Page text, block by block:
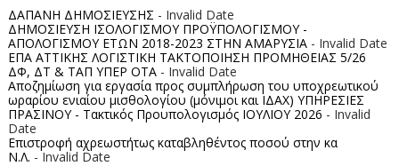
ΔΑΠΑΝΗ ΔΗΜΟΣΙΕΥΣΗΣ - Invalid Date
ΔΗΜΟΣΙΕΥΣΗ ΙΣΟΛΟΓΙΣΜΟΥ ΠΡΟΫΠΟΛΟΓΙΣΜΟΥ -
ΑΠΟΛΟΓΙΣΜΟΥ ΕΤΩΝ 2018-2023 ΣΤΗΝ ΑΜΑΡΥΣΙΑ- Invalid Date
ΕΠΑ ΑΤΤΙΚΗΣ ΛΟΓΙΣΤΙΚΗ ΤΑΚΤΟΠΟΙΗΣΗ ΠΡΟΜΗΘΕΙΑΣ 5/26
ΔΦ, ΔΤ & ΤΑΠ ΥΠΕΡ ΟΤΑ- Invalid Date
Αποζημίωση για εργασία προς συμπλήρωση του υποχρεωτικού
ωραρίου ενιαίου μισθολογίου (μόνιμοι και ΙΔΑΧ) ΥΠΗΡΕΣΙΕΣ
ΠΡΑΣΙΝΟΥ - Τακτικός Προυπολογισμός ΙΟΥΛΙΟΥ 2026 - Invalid
Date
Επιστροφή αχρεωστήτως καταβληθέντος ποσoύ στην κα
Ν.Λ. - Invalid Date